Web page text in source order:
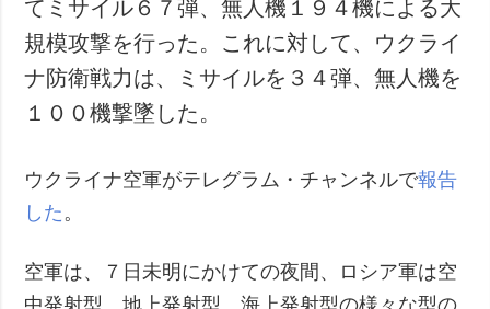
事故・緊急事態
追加
特集
写真
動画
サービス
てミサイル６７弾、無人機１９４機による大
規模攻撃を行った。これに対して、ウクライ
ナ防衛戦力は、ミサイルを３４弾、無人機を
１００機撃墜した。
ウクライナ空軍がテレグラム・チャンネルで報告
した 。
空軍は、７日未明にかけての夜間、ロシア軍は空
中発射型、地上発射型、海上発射型の様々な型の